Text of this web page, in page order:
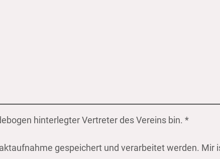
hinterlegter Vertreter des Vereins bin. *
gespeichert und verarbeitet werden. Mir